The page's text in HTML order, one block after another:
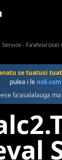
-
se tuatusi
pulea i le ns6.com
faʻasalalauga